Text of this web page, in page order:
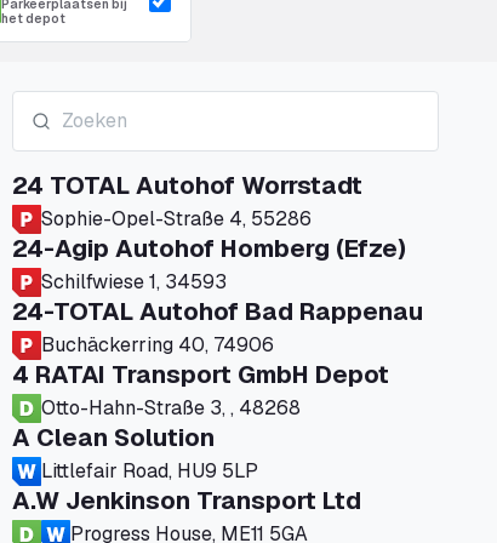
Parkeerplaatsen bij
het depot
24 TOTAL Autohof Worrstadt
Sophie-Opel-Straße 4, 55286
24-Agip Autohof Homberg (Efze)
Schilfwiese 1, 34593
24-TOTAL Autohof Bad Rappenau
Buchäckerring 40, 74906
4 RATAI Transport GmbH Depot
Otto-Hahn-Straße 3, , 48268
A Clean Solution
Littlefair Road, HU9 5LP
A.W Jenkinson Transport Ltd
Progress House, ME11 5GA